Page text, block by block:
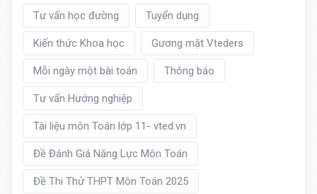
Tư vấn học đường Tuyển dụng
Kiến thức Khoa học Gương mặt Vteders
Mỗi ngày một bài toán Thông báo
Tư vấn Hướng nghiệp
Tài liệu môn Toán lớp 11- vted.vn
Đề Đánh Giá Năng Lực Môn Toán
Đề Thi Thử THPT Môn Toán 2025